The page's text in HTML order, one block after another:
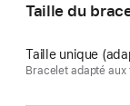
Taille du
Taille unique
Bracelet adapté aux